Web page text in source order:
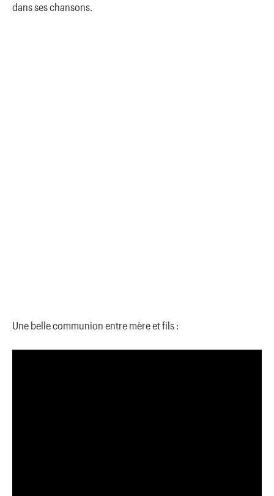
dans ses chansons.
Une belle communion entre mère et fils :